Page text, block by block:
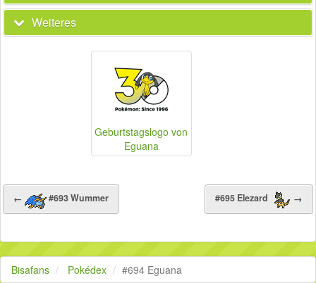
Weiteres
Geburtstagslogo von
Eguana
← #693 Wummer #695 Elezard →
Bisafans Pokédex #694 Eguana